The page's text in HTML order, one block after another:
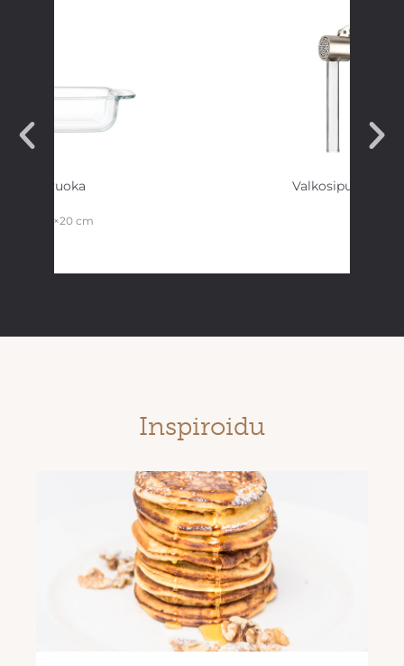
Lasivuoka
1,8 L 30×20 cm
Inspiroidu